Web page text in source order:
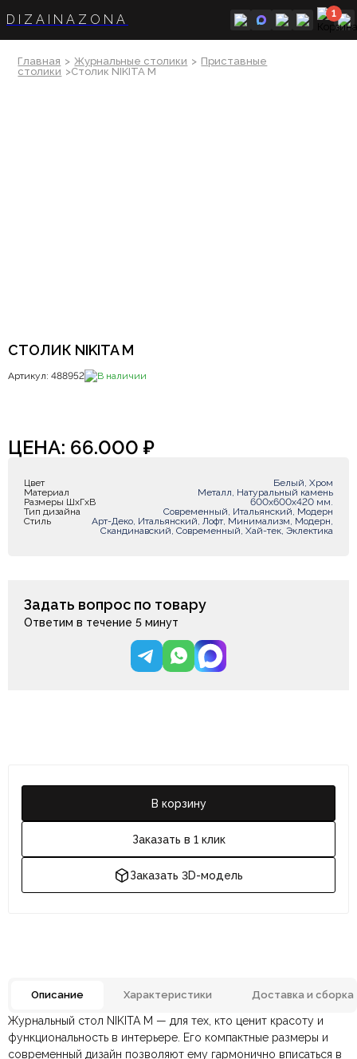
DIZAINAZONA 1
Главная > Журнальные столики > Приставные
столики >Столик NIKITA M
СТОЛИК NIKITA M
Артикул: 488952 В наличии
В корзину
Заказать в 1 клик
Заказать 3D-модель
ЦЕНА: 66.000 ₽
Цвет
Белый, Хром
Материал
Металл, Натуральный камень
Размеры ШxГxВ
600х600х420 мм.
Тип дизайна
Современный, Итальянский, Модерн
Стиль
Арт-Деко, Итальянский, Лофт, Минимализм, Модерн,
Скандинавский, Современный, Хай-тек, Эклектика
Задать вопрос по товару
Ответим в течение 5 минут
Описание Характеристики Доставка и сборка
Журнальный стол NIKITA M — для тех, кто ценит красоту и
функциональность в интерьере. Его компактные размеры и
современный дизайн позволяют ему гармонично вписаться в
Цвет Белый, Хром
Отзывов ещё нет. Напишите первым.